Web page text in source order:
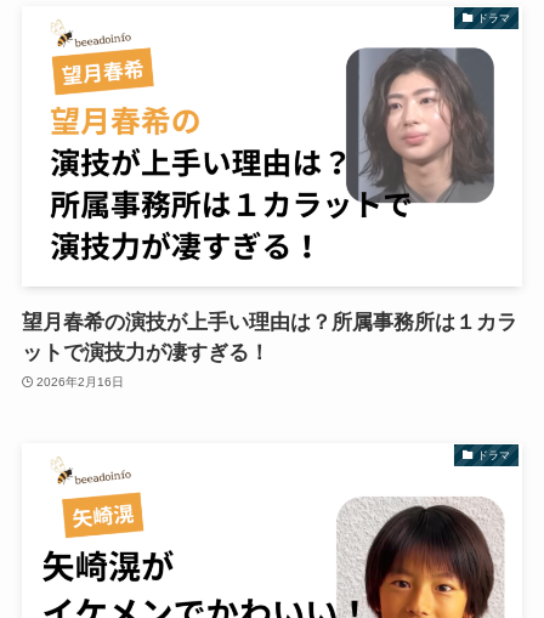
ドラマ
望月春希の演技が上手い理由は？所属事務所は１カラ
ットで演技力が凄すぎる！
2026年2月16日
ドラマ